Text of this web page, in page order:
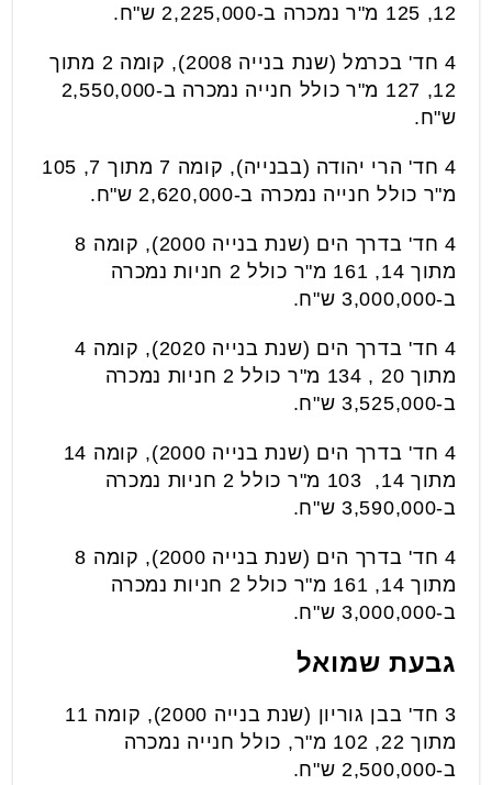
12, 125 מ"ר נמכרה ב-2,225,000 ש"ח.
4 חד' בכרמל (שנת בנייה 2008), קומה 2 מתוך
12, 127 מ"ר כולל חנייה נמכרה ב-2,550,000
ש"ח.
4 חד' הרי יהודה (בבנייה), קומה 7 מתוך 7, 105
מ"ר כולל חנייה נמכרה ב-2,620,000 ש"ח.
4 חד' בדרך הים (שנת בנייה 2000), קומה 8
מתוך 14, 161 מ"ר כולל 2 חניות נמכרה
ב-3,000,000 ש"ח.
4 חד' בדרך הים (שנת בנייה 2020), קומה 4
מתוך 20 , 134 מ"ר כולל 2 חניות נמכרה
ב-3,525,000 ש"ח.
4 חד' בדרך הים (שנת בנייה 2000), קומה 14
מתוך 14, 103 מ"ר כולל 2 חניות נמכרה
ב-3,590,000 ש"ח.
4 חד' בדרך הים (שנת בנייה 2000), קומה 8
מתוך 14, 161 מ"ר כולל 2 חניות נמכרה
ב-3,000,000 ש"ח.
גבעת שמואל
3 חד' בבן גוריון (שנת בנייה 2000), קומה 11
מתוך 22, 102 מ"ר, כולל חנייה נמכרה
ב-2,500,000 ש"ח.